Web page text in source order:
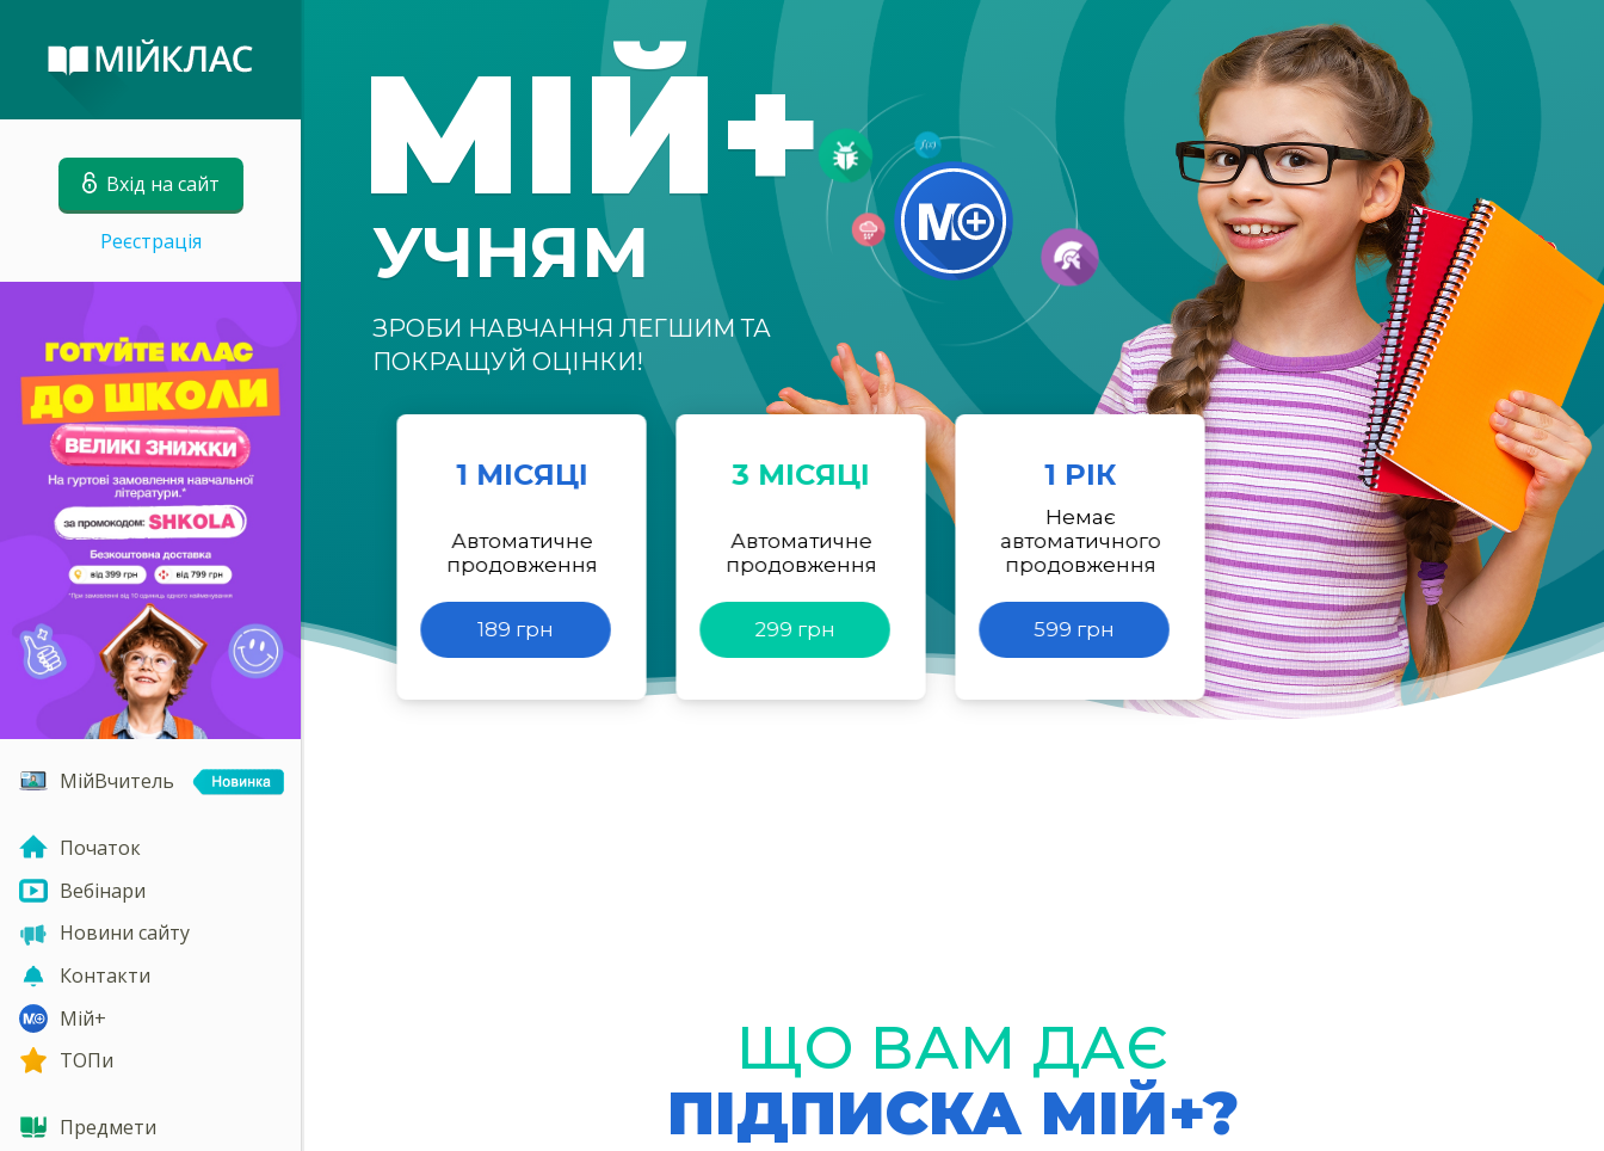
Вхід на сайт
Реєстрація
МійВчитель
Початок
Вебінари
Новини сайту
Контакти
Мій+
ТОПи
Предмети
МІЙ+
УЧНЯМ
ЗРОБИ НАВЧАННЯ ЛЕГШИМ ТА
ПОКРАЩУЙ ОЦІНКИ!
1 МІСЯЦІ
Автоматичне
продовження
189 грн
3 МІСЯЦІ
Автоматичне
продовження
299 грн
1 РІК
Немає
автоматичного
продовження
599 грн
ЩО ВАМ ДАЄ
ПІДПИСКА МІЙ+?